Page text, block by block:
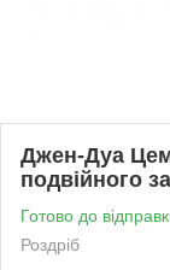
Джен-Дуа
подвійного
Готово до
Роздріб